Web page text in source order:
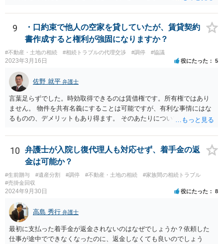
あり得ます。 今後の見通しを言わないで契約はできないです。依頼者
が納得できる説明を受けるべきです。
9
・口約束で他人の空家を貸していたが、賃貸契約
書作成すると権利が強固になりますか？
#不動産・土地の相続 #相続トラブルの代理交渉 #調停 #協議
2023年3月16日 役にたった 5
佐野 就平 弁護士
言葉足らずでした。時効取得できるのは賃借権です。所有権ではあり
ません。 物件を共有名義にすることは可能ですが、有利な事情にはな
るものの、デメリットもあり得ます。 そのあたりについては、お近く
10
弁護士が入院し復代理人も対応せず、着手金の返
金は可能か？
#生前贈与 #遺産分割 #調停 #不動産・土地の相続
#家族間の相続トラブル
#売掛金回収
2024年9月30日 役にたった 8
高島 秀行 弁護士
最初に支払った着手金が返金されないのはなぜでしょうか？依頼した
仕事が途中でできなくなったのに、返金しなくても良いのでしょう